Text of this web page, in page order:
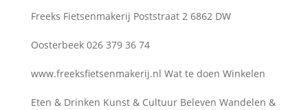
Freeks Fietsenmakerij Poststraat 2 6862 DW
Oosterbeek 026 379 36 74
www.freeksfietsenmakerij.nl Wat te doen Winkelen
Eten & Drinken Kunst & Cultuur Beleven Wandelen &